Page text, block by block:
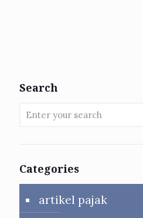
Search
Categories
artikel pajak